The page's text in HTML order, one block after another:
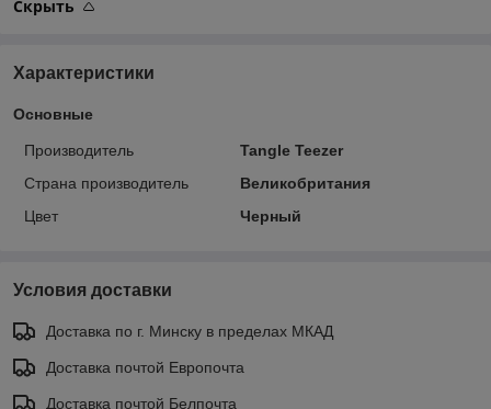
Скрыть
Характеристики
Основные
Производитель
Tangle Teezer
Страна производитель
Великобритания
Цвет
Черный
Условия доставки
Доставка по г. Минску в пределах МКАД
Доставка почтой Европочта
Доставка почтой Белпочта